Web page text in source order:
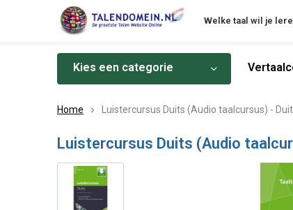
Welke taal wil je
Kies een categorie
Home Luistercursus Duits (Audio taalcursus) -
Luistercursus Duits (Audio